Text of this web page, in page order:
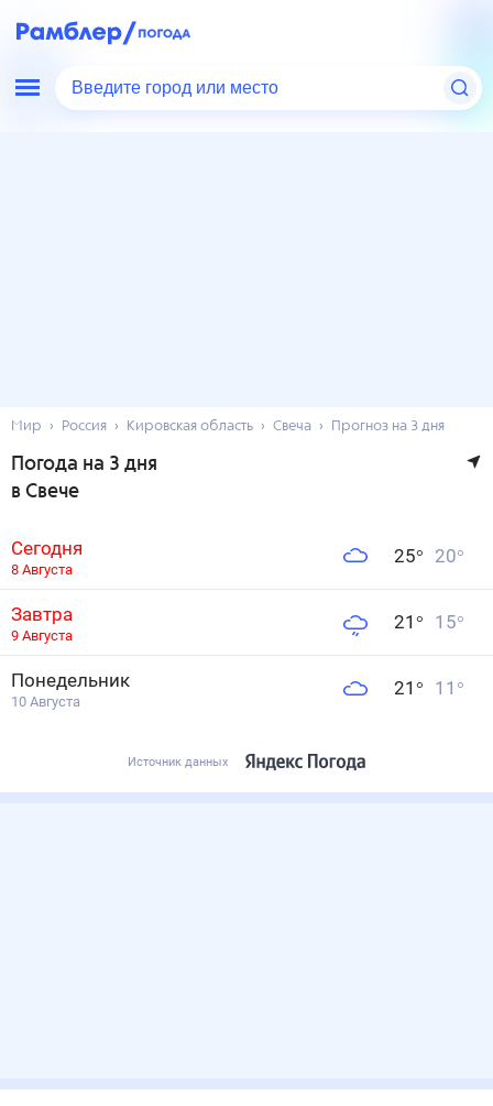
Введите город или место
Мир Россия Кировская область Свеча Прогноз на 3 дня
Погода на 3 дня
в Свече
Сегодня
8 Августа
25° 20°
Завтра
9 Августа
21 ° 15°
Понедельник
10 Августа
21 ° 11 °
Источник данных